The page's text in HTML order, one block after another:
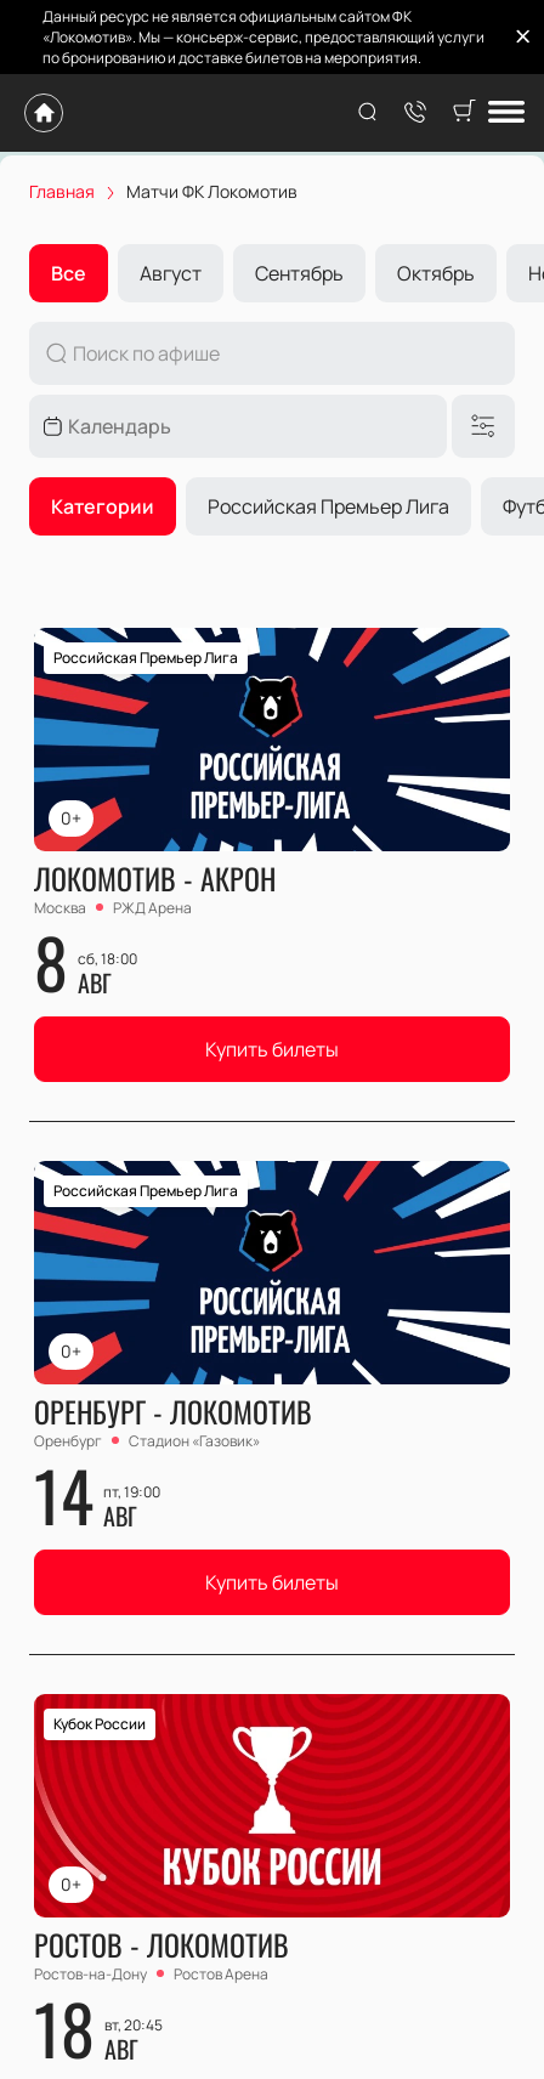
Данный ресурс не является официальным сайтом ФК
«Локомотив». Мы — консьерж-сервис, предоставляющий услуги
по бронированию и доставке билетов на мероприятия.
Матчи ФК Локомотив
Главная Матчи ФК Локомотив
Все Август Сентябрь Октябрь
Категории Российская Премьер Лига
0+
Российская Премьер Лига
ЛОКОМОТИВ - АКРОН
Москва РЖД Арена
8 сб, 18:00
АВГ
Купить билеты
0+
Российская Премьер Лига
ОРЕНБУРГ - ЛОКОМОТИВ
Оренбург Стадион «Газовик»
14 пт, 19:00
АВГ
Купить билеты
0+
Кубок России
РОСТОВ - ЛОКОМОТИВ
Ростов-на-Дону Ростов Арена
18 вт, 20:45
АВГ